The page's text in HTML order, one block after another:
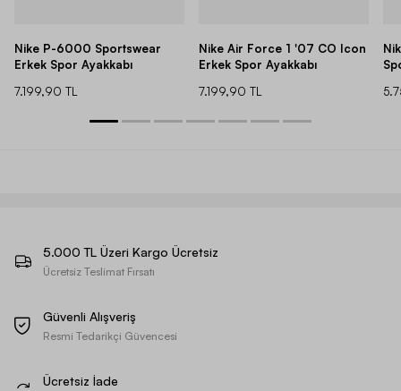
Nike P-6000 Sportswear
Erkek Spor Ayakkabı
7.199,90 TL
Nike Air Force 1 '07 CO Icon
Erkek Spor Ayakkabı
7.199,90 TL
5.000 TL Üzeri Kargo Ücretsiz
Ücretsiz Teslimat Fırsatı
Güvenli Alışveriş
Resmi Tedarikçi Güvencesi
Ücretsiz İade